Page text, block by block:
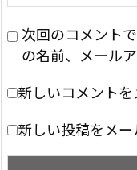
次回のコメント
の名前、メール
新しいコメント
新しい投稿をメ